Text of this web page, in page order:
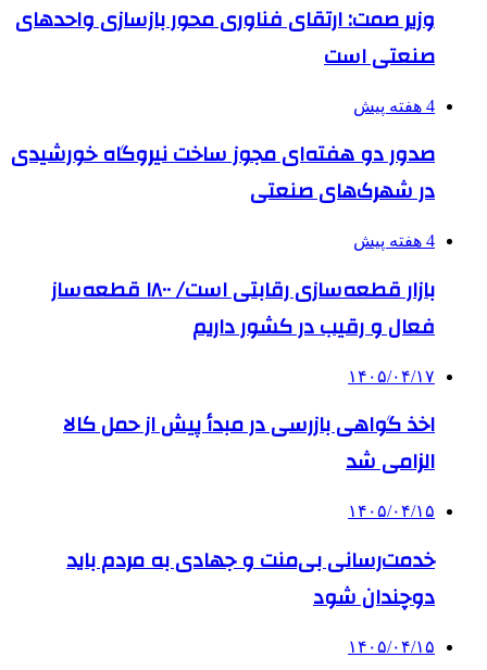
وزیر صمت: ارتقای فناوری محور بازسازی واحدهای
صنعتی است
4 هفته پیش
صدور دو هفته‌ای مجوز ساخت نیروگاه خورشیدی
در شهرک‌های صنعتی
4 هفته پیش
بازار قطعه‌سازی رقابتی است/ ۱۸۰۰ قطعه‌ساز
فعال و رقیب در کشور داریم
۱۴۰۵/۰۴/۱۷
اخذ گواهی بازرسی در مبدأ پیش از حمل کالا
الزامی شد
۱۴۰۵/۰۴/۱۵
خدمت‌رسانی بی‌منت و جهادی به مردم باید
دوچندان شود
۱۴۰۵/۰۴/۱۵